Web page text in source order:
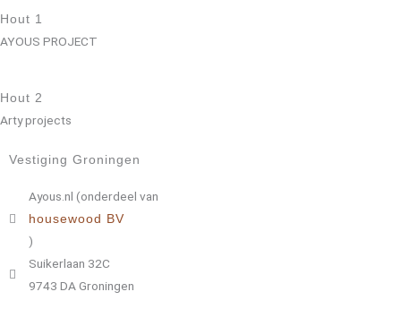
Hout 1
AYOUS PROJECT
Hout 2
Arty projects
Vestiging Groningen
Ayous.nl (onderdeel van
housewood BV
)
Suikerlaan 32C
9743 DA Groningen